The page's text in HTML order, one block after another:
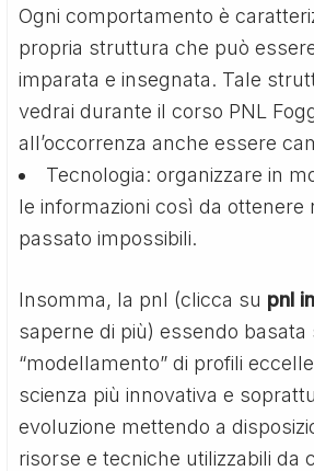
Ogni comportamento è
propria struttura che può
imparata e insegnata. Tale
vedrai durante il corso PNL
all’occorrenza anche essere
Tecnologia: organizzare in
le informazioni così da ottenere
passato impossibili.
Insomma, la pnl (clicca su pnl
saperne di più) essendo basata
“modellamento” di profili
scienza più innovativa e
evoluzione mettendo a
risorse e tecniche utilizzabili da